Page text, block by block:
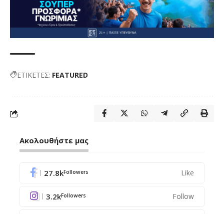
ΕΤΙΚΕΤΕΣ: FEATURED
Ακολουθήστε μας
27.8kFollowers Like
3.2kFollowers Follow